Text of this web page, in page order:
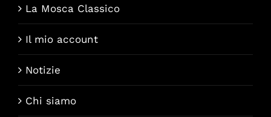
La Mosca Classico
Il mio account
Notizie
Chi siamo